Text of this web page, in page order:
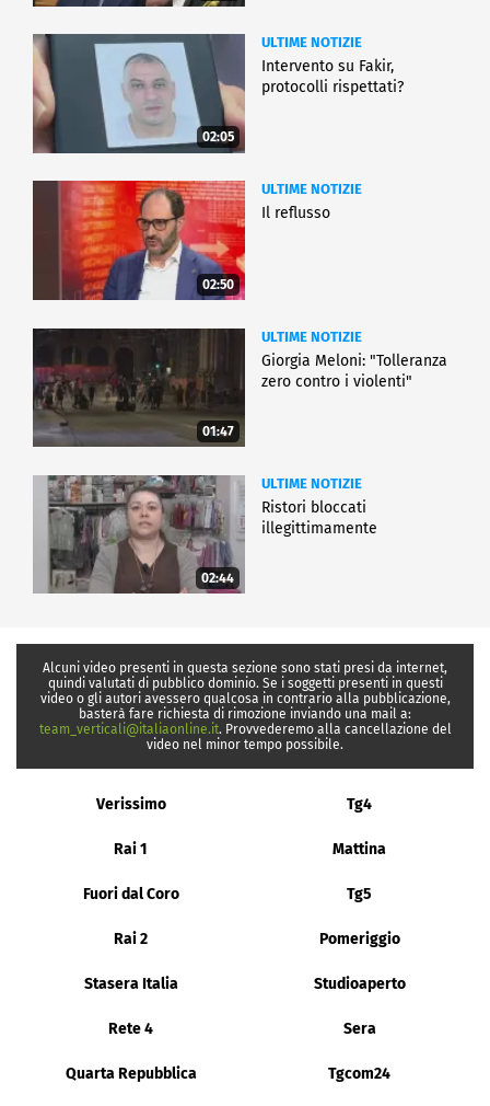
02:05
ULTIME NOTIZIE
Intervento su Fakir,
protocolli rispettati?
02:50
ULTIME NOTIZIE
Il reflusso
01:47
ULTIME NOTIZIE
Giorgia Meloni: "Tolleranza
zero contro i violenti"
02:44
ULTIME NOTIZIE
Ristori bloccati
illegittimamente
Alcuni video presenti in questa sezione sono stati presi da internet,
quindi valutati di pubblico dominio. Se i soggetti presenti in questi
video o gli autori avessero qualcosa in contrario alla pubblicazione,
basterà fare richiesta di rimozione inviando una mail a:
team_verticali@italiaonline.it. Provvederemo alla cancellazione del
video nel minor tempo possibile.
Verissimo Tg4
Rai 1 Mattina
Fuori dal Coro Tg5
Rai 2 Pomeriggio
Stasera Italia Studioaperto
Rete 4 Sera
Quarta Repubblica Tgcom24